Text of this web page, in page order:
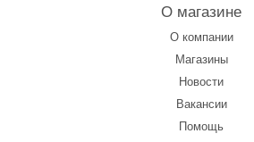
О магазине
О компании
Магазины
Новости
Вакансии
Помощь